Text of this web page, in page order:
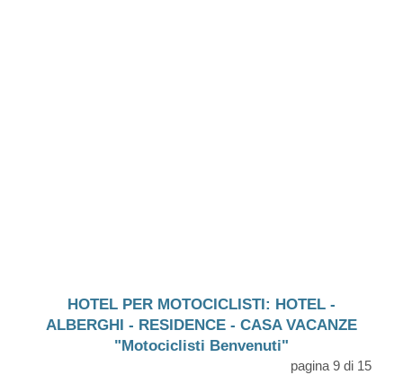
HOTEL PER MOTOCICLISTI: HOTEL -
ALBERGHI - RESIDENCE - CASA VACANZE
"Motociclisti Benvenuti"
pagina 9 di 15